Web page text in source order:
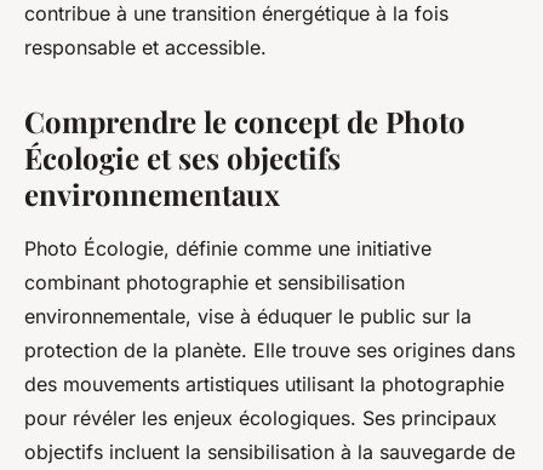
contribue à une transition énergétique à la fois
responsable et accessible.
Comprendre le concept de Photo
Écologie et ses objectifs
environnementaux
Photo Écologie, définie comme une initiative
combinant photographie et sensibilisation
environnementale, vise à éduquer le public sur la
protection de la planète. Elle trouve ses origines dans
des mouvements artistiques utilisant la photographie
pour révéler les enjeux écologiques. Ses principaux
objectifs incluent la sensibilisation à la sauvegarde de